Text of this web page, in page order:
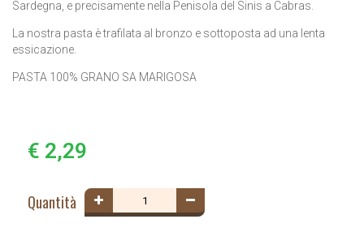
Sardegna, e precisamente nella Penisola del Sinis a Cabras.
La nostra pasta è trafilata al bronzo e sottoposta ad una lenta
essicazione.
PASTA 100% GRANO SA MARIGOSA
€ 2,29
Quantità